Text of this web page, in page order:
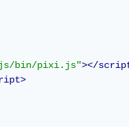
bin/pixi.js"></